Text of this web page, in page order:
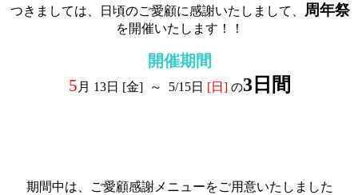
つきましては、
日頃のご愛顧に感謝いたしまして、 周年祭
を開催いたします！！
開催期間
5 月 13日 [金] ～ 5/15日 [日] の3日間
期間中は、ご愛顧感謝メニューをご用意いたしました